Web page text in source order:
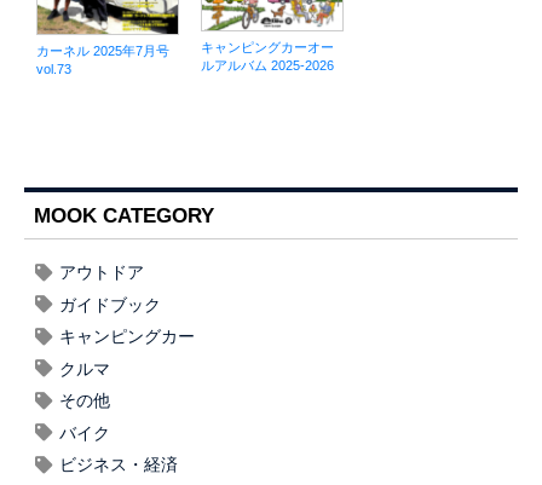
カーネル 2025年7月号
vol.73
キャンピングカーオー
ルアルバム 2025-2026
MOOK CATEGORY
アウトドア
ガイドブック
キャンピングカー
クルマ
その他
バイク
ビジネス・経済